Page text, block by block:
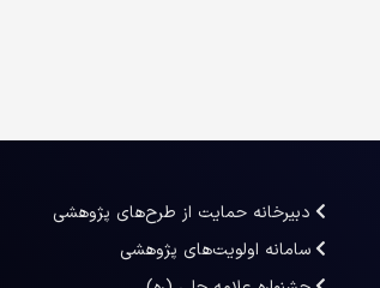
دبیرخانه حمایت از طرح‌های پژوهشی
سامانه اولویت‌های پژوهشی